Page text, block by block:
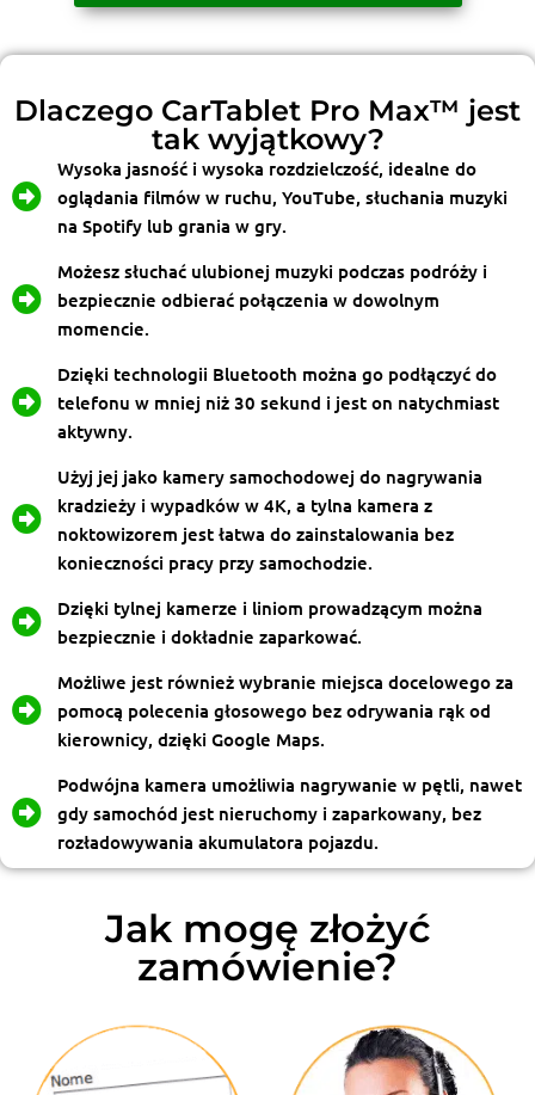
Dlaczego CarTablet Pro Max™ jest
tak wyjątkowy?
Wysoka jasność i wysoka rozdzielczość, idealne do
oglądania filmów w ruchu, YouTube, słuchania muzyki
na Spotify lub grania w gry.
Możesz słuchać ulubionej muzyki podczas podróży i
bezpiecznie odbierać połączenia w dowolnym
momencie.
Dzięki technologii Bluetooth można go podłączyć do
telefonu w mniej niż 30 sekund i jest on natychmiast
aktywny.
Użyj jej jako kamery samochodowej do nagrywania
kradzieży i wypadków w 4K, a tylna kamera z
noktowizorem jest łatwa do zainstalowania bez
konieczności pracy przy samochodzie.
Dzięki tylnej kamerze i liniom prowadzącym można
bezpiecznie i dokładnie zaparkować.
Możliwe jest również wybranie miejsca docelowego za
pomocą polecenia głosowego bez odrywania rąk od
kierownicy, dzięki Google Maps.
Podwójna kamera umożliwia nagrywanie w pętli, nawet
gdy samochód jest nieruchomy i zaparkowany, bez
rozładowywania akumulatora pojazdu.
Jak mogę złożyć
zamówienie?